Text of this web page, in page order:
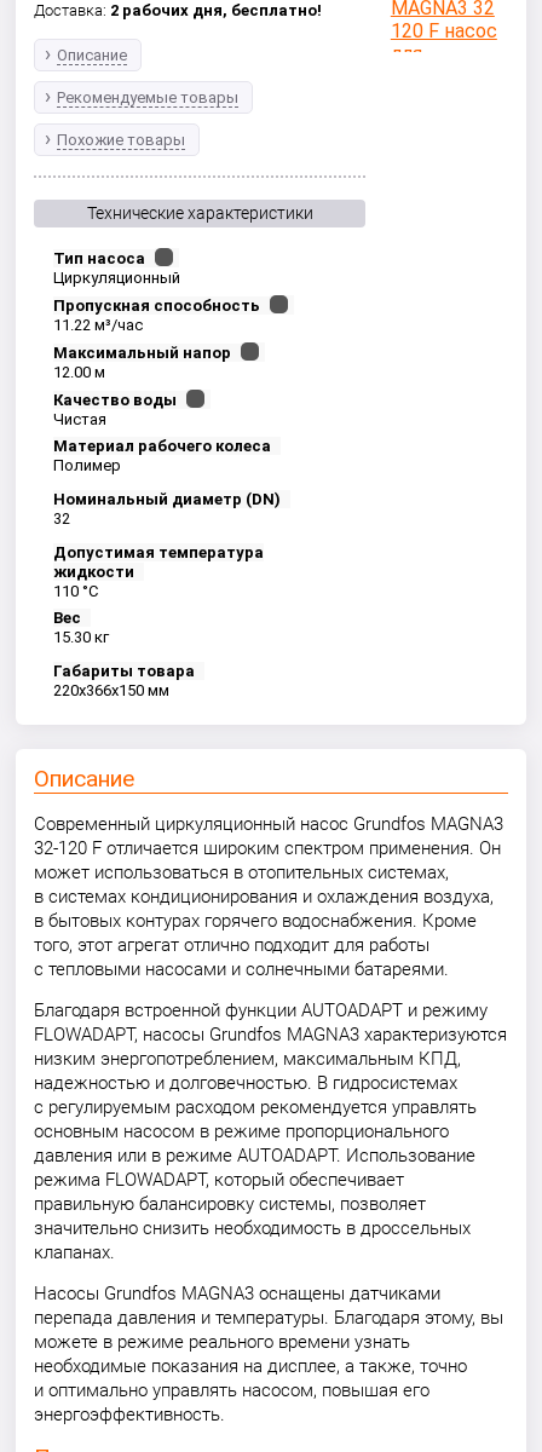
Доставка: 2 рабочих дня, бесплатно!
Описание
Рекомендуемые товары
Похожие товары
Технические характеристики
Тип насоса
Циркуляционный
Пропускная способность
11.22 м³/час
Максимальный напор
12.00 м
Качество воды
Чистая
Материал рабочего колеса
Полимер
Номинальный диаметр (DN)
32
Допустимая температура
жидкости
110 °С
Вес
15.30 кг
Габариты товара
220x366x150 мм
Описание
Современный циркуляционный насос Grundfos MAGNA3
32-120 F отличается широким спектром применения. Он
может использоваться в отопительных системах,
в системах кондиционирования и охлаждения воздуха,
в бытовых контурах горячего водоснабжения. Кроме
того, этот агрегат отлично подходит для работы
с тепловыми насосами и солнечными батареями.
Благодаря встроенной функции AUTOADAPT и режиму
FLOWADAPT, насосы Grundfos MAGNA3 характеризуются
низким энергопотреблением, максимальным КПД,
надежностью и долговечностью. В гидросистемах
с регулируемым расходом рекомендуется управлять
основным насосом в режиме пропорционального
давления или в режиме AUTOADAPT. Использование
режима FLOWADAPT, который обеспечивает
правильную балансировку системы, позволяет
значительно снизить необходимость в дроссельных
клапанах.
Насосы Grundfos MAGNA3 оснащены датчиками
перепада давления и температуры. Благодаря этому, вы
можете в режиме реального времени узнать
необходимые показания на дисплее, а также, точно
и оптимально управлять насосом, повышая его
энергоэффективность.